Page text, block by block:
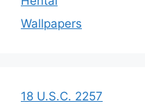
Wallpapers
18 U.S.C. 2257